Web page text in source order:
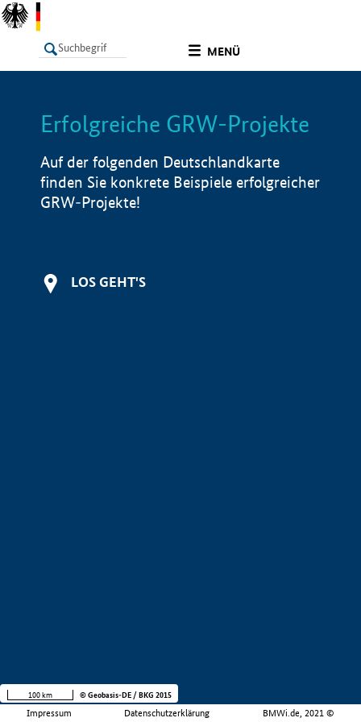
MENÜ
LISTE Info
Erfolgreiche GRW-Projekte
Auf der folgenden Deutschlandkarte
finden Sie konkrete Beispiele erfolgreicher
GRW-Projekte!
LOS GEHT'S
Impressum Datenschutzerklärung BMWi.de, 2021 ©
100 km © Geobasis-DE / BKG 2015